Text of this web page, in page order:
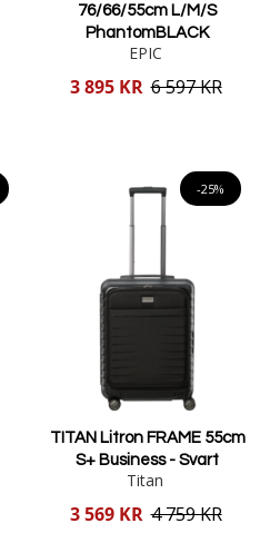
76/66/55cm L/M/S
PhantomBLACK
EPIC
Reducerat
3 895 KR 6 597 KR
-25%
TITAN Litron FRAME 55cm
S+ Business - Svart
Titan
Reducerat
3 569 KR 4 759 KR